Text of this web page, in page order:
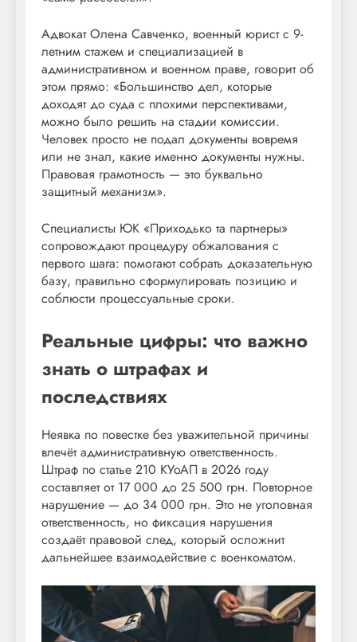
Адвокат Олена Савченко, военный юрист с 9-
летним стажем и специализацией в
административном и военном праве, говорит об
этом прямо: «Большинство дел, которые
доходят до суда с плохими перспективами,
можно было решить на стадии комиссии.
Человек просто не подал документы вовремя
или не знал, какие именно документы нужны.
Правовая грамотность — это буквально
защитный механизм».
Специалисты ЮК «Приходько та партнеры»
сопровождают процедуру обжалования с
первого шага: помогают собрать доказательную
базу, правильно сформулировать позицию и
соблюсти процессуальные сроки.
Реальные цифры: что важно
знать о штрафах и
последствиях
Неявка по повестке без уважительной причины
влечёт административную ответственность.
Штраф по статье 210 КУоАП в 2026 году
составляет от 17 000 до 25 500 грн. Повторное
нарушение — до 34 000 грн. Это не уголовная
ответственность, но фиксация нарушения
создаёт правовой след, который осложнит
дальнейшее взаимодействие с военкоматом.